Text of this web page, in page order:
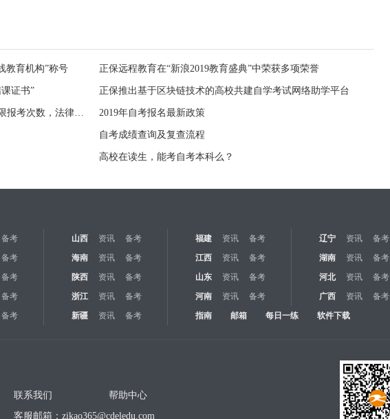
教育机构”称号 正保远程教育在“新浪2019教育盛典”中荣获多项荣誉
证书” 正保推出基于区块链技术的高校共建自学考试网络助学平台
资讯：教育部官方辟谣专三本四，缺考将限报考次数，法律职业资格报考条件有变 2019年自考报名最新政策
自考成绩查询及复查流程
高校在读生，能考自考本科么？
备考 山西 资讯 备考 福建 资讯 备考 辽宁 资讯 备考
备考 海南 资讯 备考 江西 资讯 备考 湖南 资讯 备考
备考 陕西 资讯 备考 山东 资讯 备考 河北 资讯 备考
备考 浙江 资讯 备考 河南 资讯 备考 广西 资讯 备考
备考 新疆 资讯 备考 指南 邮箱 每日一练 软件下载
联系我们
帮助中心
客服邮箱： zikao365@cdeledu.com